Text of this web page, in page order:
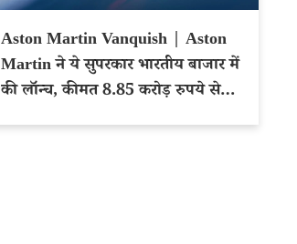
Aston Martin Vanquish | Aston
Martin ने ये सुपरकार भारतीय बाजार में
की लॉन्च, कीमत 8.85 करोड़ रुपये से